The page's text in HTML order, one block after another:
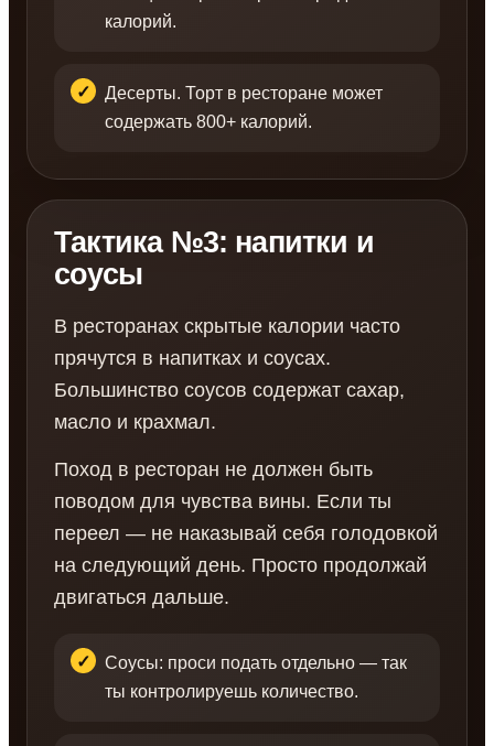
калорий.
Десерты. Торт в ресторане может
содержать 800+ калорий.
Тактика №3: напитки и
соусы
В ресторанах скрытые калории часто
прячутся в напитках и соусах.
Большинство соусов содержат сахар,
масло и крахмал.
Поход в ресторан не должен быть
поводом для чувства вины. Если ты
переел — не наказывай себя голодовкой
на следующий день. Просто продолжай
двигаться дальше.
Соусы: проси подать отдельно — так
ты контролируешь количество.